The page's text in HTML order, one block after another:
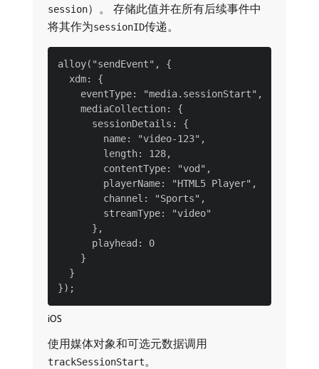
session）。 存储此值并在所有后续事件中
将其作为sessionID传递。
alloy("sendEvent", {
  xdm: {
    eventType: "media.sessionStart",
    mediaCollection: {
      sessionDetails: {
        name: "video-123",
        length: 128,
        contentType: "vod",
        playerName: "HTML5 Player",
        channel: "Sports",
        streamType: "video"
      },
      playhead: 0
    }
  }
iOS
使用媒体对象和可选元数据调用
trackSessionStart。